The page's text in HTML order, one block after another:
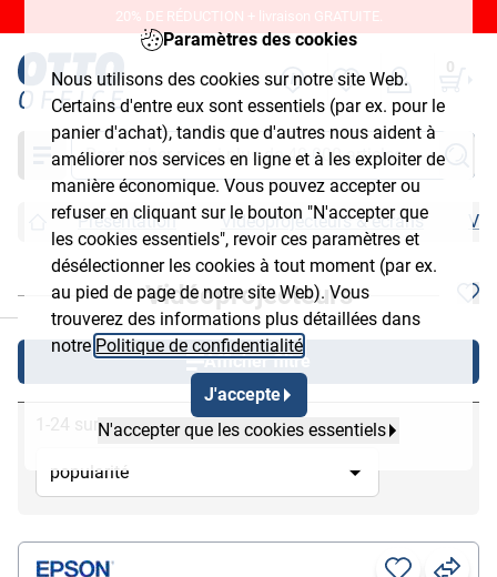
Paramètres des cookies
Nous utilisons des cookies sur notre site Web.
Certains d'entre eux sont essentiels (par ex. pour le
panier d'achat), tandis que d'autres nous aident à
améliorer nos services en ligne et à les exploiter de
manière économique. Vous pouvez accepter ou
refuser en cliquant sur le bouton "N'accepter que
les cookies essentiels", revoir ces paramètres et
désélectionner les cookies à tout moment (par ex.
au pied de page de notre site Web). Vous
trouverez des informations plus détaillées dans
notre Politique de confidentialité
J'accepte
N'accepter que les cookies essentiels
20% DE RÉDUCTION + livraison GRATUITE.
0
Chercher
Présentation Vidéoprojecteurs & écrans
Vidéoprojecteurs
Afficher filtre
1-24 sur 33